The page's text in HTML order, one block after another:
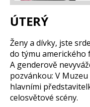
ÚTERÝ
Ženy a dívky, jste
do týmu amerického
A genderově
pozvánkou: V
hlavními
celosvětové scény.